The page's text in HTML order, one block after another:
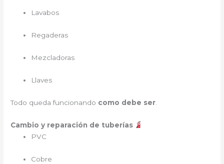
Lavabos
Regaderas
Mezcladoras
Llaves
Todo queda funcionando como debe ser
Cambio y reparación de tuberías
PVC
Cobre